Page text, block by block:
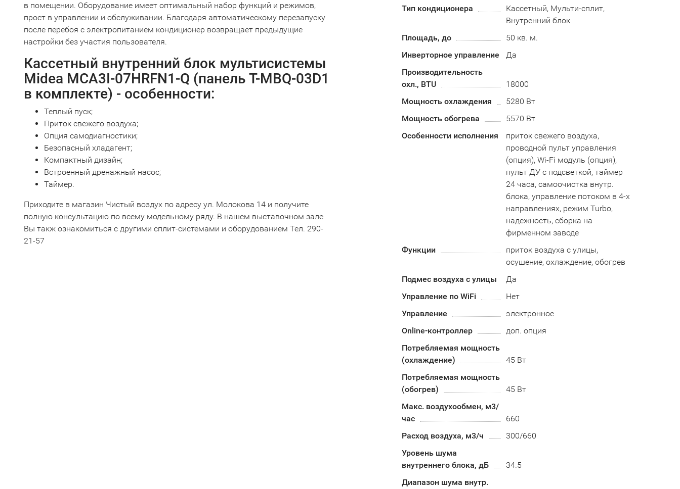
в помещении. Оборудование имеет оптимальный набор функций и режимов,
прост в управлении и обслуживании. Благодаря автоматическому перезапуску
после перебоя с электропитанием кондиционер возвращает предыдущие
настройки без участия пользователя.
Кассетный внутренний блок мультисистемы
Midea MCA3I-07HRFN1-Q (панель T-MBQ-03D1
в комплекте) - особенности:
Теплый пуск;
Приток свежего воздуха;
Опция самодиагностики;
Безопасный хладагент;
Компактный дизайн;
Встроенный дренажный насос;
Таймер.
Приходите в магазин Чистый воздух по адресу ул. Молокова 14 и получите
полную консультацию по всему модельному ряду. В нашем выставочном зале
Вы такж ознакомиться с другими сплит-системами и оборудованием Тел. 290-
21-57
Тип кондиционера
Кассетный, Мульти-сплит,
Внутренний блок
Площадь, до
50 кв. м.
Инверторное управление
Да
Производительность
охл., BTU
18000
Мощность охлаждения
5280 Вт
Мощность обогрева
5570 Вт
Особенности исполнения
приток свежего воздуха,
проводной пульт управления
(опция), Wi-Fi модуль (опция),
пульт ДУ с подсветкой, таймер
24 часа, самоочистка внутр.
блока, управление потоком в 4-х
направлениях, режим Turbo,
надежность, сборка на
фирменном заводе
Функции
приток воздуха с улицы,
осушение, охлаждение, обогрев
Подмес воздуха с улицы
Да
Управление по WiFi
Нет
Управление
электронное
Online-контроллер
доп. опция
Потребляемая мощность
(охлаждение)
45 Вт
Потребляемая мощность
(обогрев)
45 Вт
Макс. воздухообмен, м3/
час
660
Расход воздуха, м3/ч
300/660
Уровень шума
внутреннего блока, дБ
34.5
Диапазон шума внутр.